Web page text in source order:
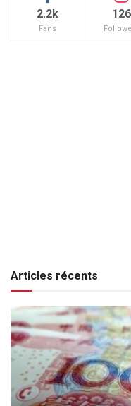
2.2k
Fans
126
Articles récents